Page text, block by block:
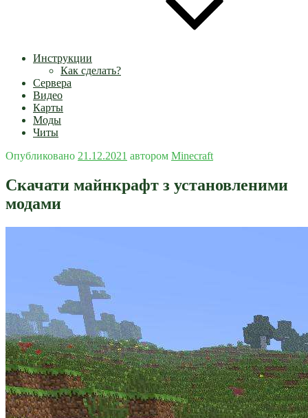
Инструкции
Как сделать?
Сервера
Видео
Карты
Моды
Читы
Опубликовано 21.12.2021 автором Minecraft
Скачати майнкрафт з установленими
модами